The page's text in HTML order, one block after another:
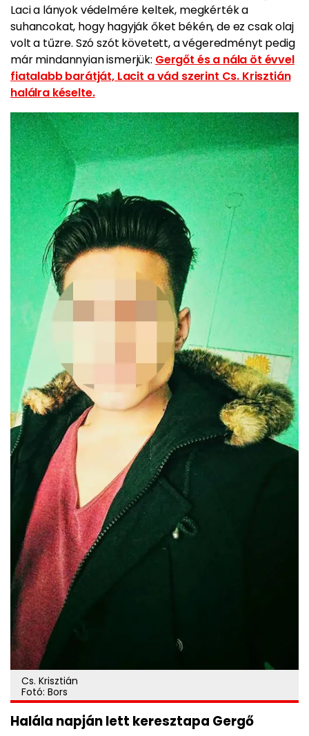
Laci a lányok védelmére keltek, megkérték a
suhancokat, hogy hagyják őket békén, de ez csak olaj
volt a tűzre. Szó szót követett, a végeredményt pedig
már mindannyian ismerjük: Gergőt és a nála öt évvel
fiatalabb barátját, Lacit a vád szerint Cs. Krisztián
halálra késelte.
Cs. Krisztián
Fotó: Bors
Halála napján lett keresztapa Gergő